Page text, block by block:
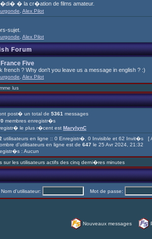
� la cr�ation de films amateur.
Alex Pilot
sujet.
Alex Pilot
Forum
Five
french ? Why don't you leave us a message in english ? :)
Alex Pilot
lus
post� un total de 5361 messages
membres enregistr�s
le plus r�cent est MarylynC
utilisateurs en ligne :: 0 Enregistr�, 0 Invisible et 62 Invit�s [
d'utilisateurs en ligne est de 647 le 25 Avr 2024, 21:32
: Aucun
les utilisateurs actifs des cinq derni�res minutes
Nom d'utilisateur: Mot de passe:
Nouveaux messages